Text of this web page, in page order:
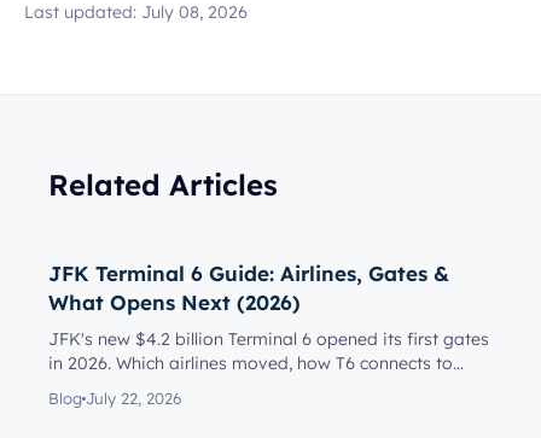
Last updated: July 08, 2026
Related Articles
JFK Terminal 6 Guide: Airlines, Gates &
What Opens Next (2026)
JFK's new $4.2 billion Terminal 6 opened its first gates
in 2026. Which airlines moved, how T6 connects to
Terminal 5, l...
Blog July 22, 2026